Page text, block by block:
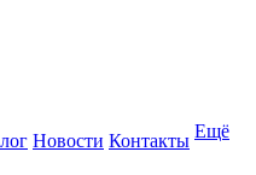
Новости Контакты Ещё